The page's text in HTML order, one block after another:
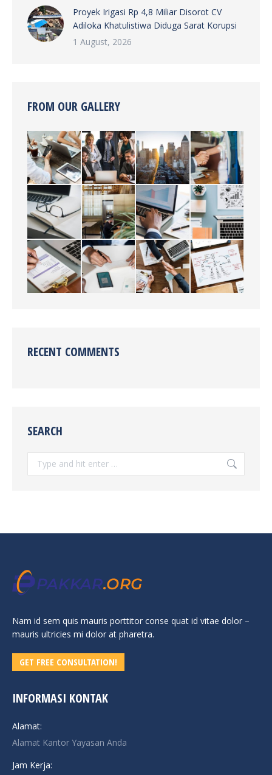
Proyek Irigasi Rp 4,8 Miliar Disorot CV
Adiloka Khatulistiwa Diduga Sarat Korupsi
1 August, 2026
FROM OUR GALLERY
RECENT COMMENTS
SEARCH
Search:
Nam id sem quis mauris porttitor conse quat id vitae dolor –
mauris ultricies mi dolor at pharetra.
GET FREE CONSULTATION!
INFORMASI KONTAK
Alamat:
Alamat Kantor Yayasan Anda
Jam Kerja: